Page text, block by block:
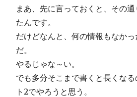
まあ、先に言っておくと、その
たんです。
だけどなんと、何の情報もなか
だ。
やるじゃな～い。
でも多分そこまで書くと長くな
ト2でやろうと思う。